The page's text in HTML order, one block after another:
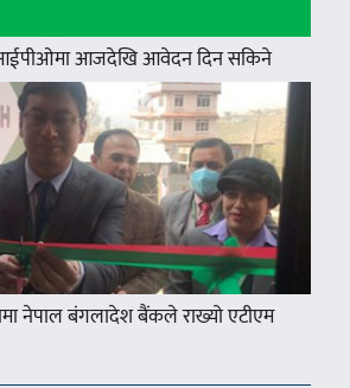
आईपीओमा आजदेखि आवेदन दिन सकिने
नेपाल बंगलादेश बैंकले राख्यो एटीएम